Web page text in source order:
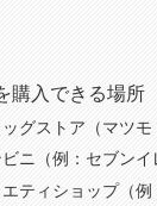
購入できる場所
グストア（マツモ
ニ（例：セブンイ
ティショップ（例